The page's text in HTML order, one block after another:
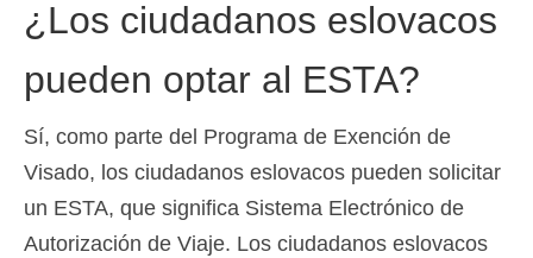
Português(Portugués, Portugal)
Slovenčina(Eslavo)
Slovenščina(Esloveno)
Svenska(Sueco)
¿Los ciudadanos eslovacos
pueden optar al ESTA?
Sí, como parte del Programa de Exención de
Visado, los ciudadanos eslovacos pueden solicitar
un ESTA, que significa Sistema Electrónico de
Autorización de Viaje. Los ciudadanos eslovacos